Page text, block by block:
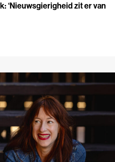
‘Nieuwsgierigheid zit er van